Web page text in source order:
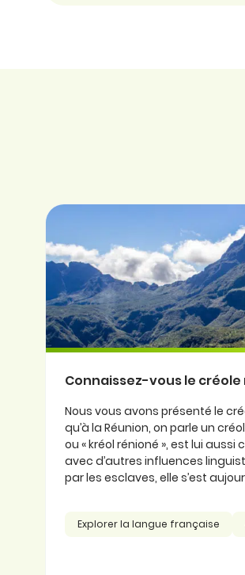
Connaissez-vous le créole
Nous vous avons présenté le
qu’à la Réunion, on parle un
ou « kréol rénioné », est lui
avec d’autres influences
par les esclaves, elle s’est
Explorer la langue française